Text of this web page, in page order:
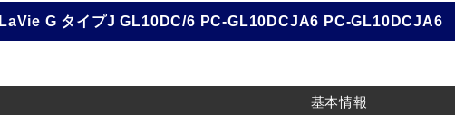
LaVie G タイプJ GL10DC/6 PC-GL10DCJA6 PC-GL10DCJA6
基本情報